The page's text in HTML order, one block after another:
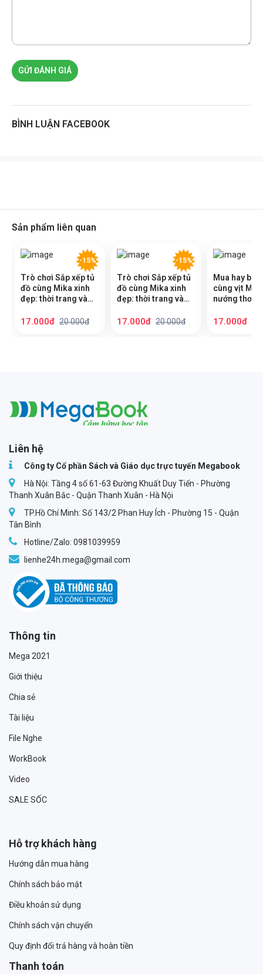
GỬI ĐÁNH GIÁ
BÌNH LUẬN FACEBOOK
Sản phẩm liên quan
-15%
Trò chơi Sắp xếp tủ
đồ cùng Mika xinh
đẹp: thời trang và
Xinh - Sách bóc dán
17.000đ 20.000đ
-15%
Trò chơi Sắp xếp tủ
đồ cùng Mika xinh
đẹp: thời trang và
Cá - Sách bóc dán
17.000đ 20.000đ
Mua hay
cùng vịt
nướng thơm
Sách bóc
17.000đ
Liên hệ
Công ty Cổ phần Sách và Giáo dục trực tuyến Megabook
Hà Nội: Tầng 4 số 61-63 Đường Khuất Duy Tiến - Phường
Thanh Xuân Bắc - Quận Thanh Xuân - Hà Nội
TP.Hồ Chí Minh: Số 143/2 Phan Huy Ích - Phường 15 - Quận
Tân Bình
Hotline/Zalo: 0981039959
lienhe24h.mega@gmail.com
Thông tin
Mega 2021
Giới thiệu
Chia sẻ
Tài liệu
File Nghe
WorkBook
Video
SALE SỐC
Hỗ trợ khách hàng
Hướng dẫn mua hàng
Chính sách bảo mật
Điều khoản sử dụng
Chính sách vận chuyển
Quy định đổi trả hàng và hoàn tiền
Thanh toán